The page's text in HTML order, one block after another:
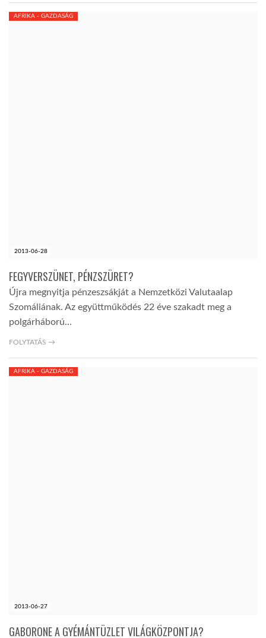
2013-06-28
AFRIKA - GAZDASÁG
FEGYVERSZÜNET, PÉNZSZÜRET?
Újra megnyitja pénzeszsákját a Nemzetközi Valutaalap
Szomáliának. Az együttműködés 22 éve szakadt meg a
polgárháború…
FOLYTATÁS →
2013-06-27
AFRIKA - GAZDASÁG
GABORONE A GYÉMÁNTÜZLET VILÁGKÖZPONTJA?